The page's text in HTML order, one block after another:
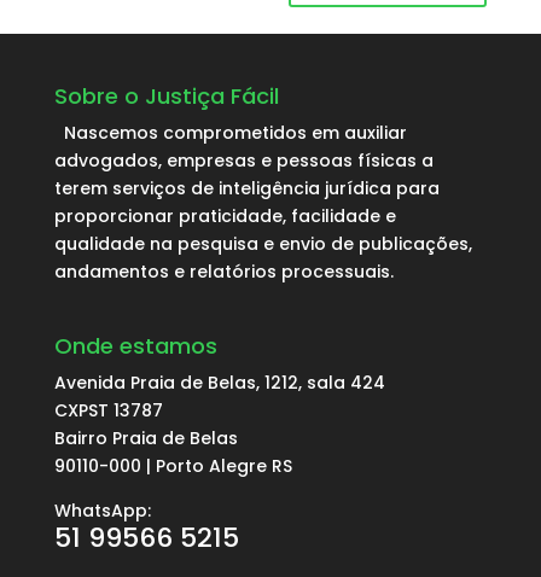
Sobre o Justiça Fácil
Nascemos comprometidos em auxiliar
advogados, empresas e pessoas físicas a
terem serviços de inteligência jurídica para
proporcionar praticidade, facilidade e
qualidade na pesquisa e envio de publicações,
andamentos e relatórios processuais.
Onde estamos
Avenida Praia de Belas, 1212, sala 424
CXPST 13787
Bairro Praia de Belas
90110-000 | Porto Alegre RS
WhatsApp:
51 99566 5215